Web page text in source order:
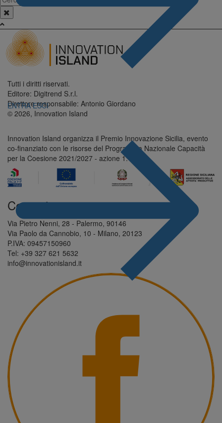
ENTRA ESCI
Tutti i diritti riservati.
Editore: Digitrend S.r.l.
Direttore responsabile: Antonio Giordano
© 2026, Innovation Island
Innovation Island organizza il Premio Innovazione Sicilia, evento
co-finanziato con le risorse del Programma Nazionale Capacità
per la Coesione 2021/2027 - azione 1.1.4
Contatti
Via Pietro Nenni, 28 - Palermo, 90146
Via Paolo da Cannobio, 10 - Milano, 20123
P.IVA: 09457150960
Tel: +39 327 621 5632
info@innovationisland.it